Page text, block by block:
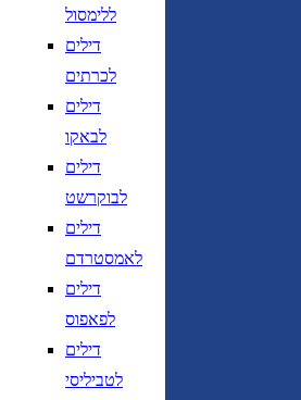
ללימסול
דילים
לכרתים
דילים
לבאקו
דילים
לבוקרשט
דילים
לאמסטרדם
דילים
לפאפוס
דילים
לטביליסי